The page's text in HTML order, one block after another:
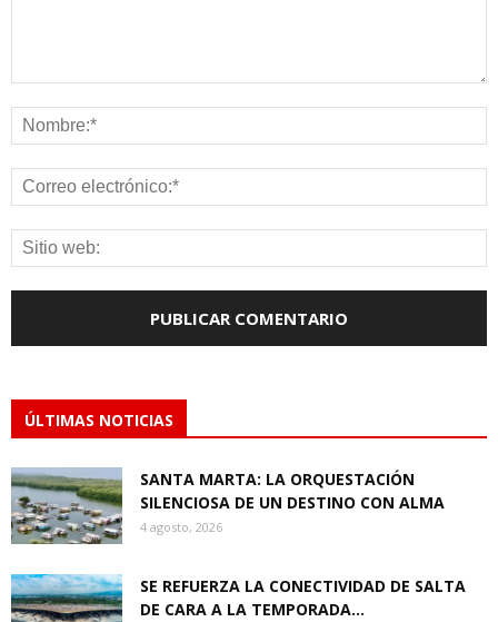
ÚLTIMAS NOTICIAS
SANTA MARTA: LA ORQUESTACIÓN
SILENCIOSA DE UN DESTINO CON ALMA
4 agosto, 2026
SE REFUERZA LA CONECTIVIDAD DE SALTA
DE CARA A LA TEMPORADA...